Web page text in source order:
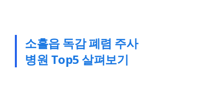
소흘읍 독감 폐렴 주사
병원 Top5 살펴보기